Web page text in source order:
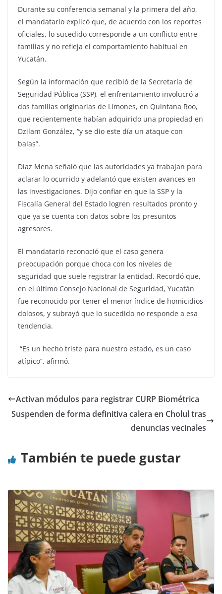
Durante su conferencia semanal y la primera del año,
el mandatario explicó que, de acuerdo con los reportes
oficiales, lo sucedido corresponde a un conflicto entre
familias y no refleja el comportamiento habitual en
Yucatán.
Según la información que recibió de la Secretaría de
Seguridad Pública (SSP), el enfrentamiento involucró a
dos familias originarias de Limones, en Quintana Roo,
que recientemente habían adquirido una propiedad en
Dzilam González, “y se dio este día un ataque con
balas”.
Díaz Mena señaló que las autoridades ya trabajan para
aclarar lo ocurrido y adelantó que existen avances en
las investigaciones. Dijo confiar en que la SSP y la
Fiscalía General del Estado logren resultados pronto y
que ya se cuenta con datos sobre los presuntos
agresores.
El mandatario reconoció que el caso genera
preocupación porque choca con los niveles de
seguridad que suele registrar la entidad. Recordó que,
en el último Consejo Nacional de Seguridad, Yucatán
fue reconocido por tener el menor índice de homicidios
dolosos, y subrayó que lo sucedido no responde a esa
tendencia.
“Es un hecho triste para nuestro estado, es un caso
atípico”, afirmó.
Activan módulos para registrar CURP Biométrica
Suspenden de forma definitiva calera en Cholul tras
denuncias vecinales
También te puede gustar